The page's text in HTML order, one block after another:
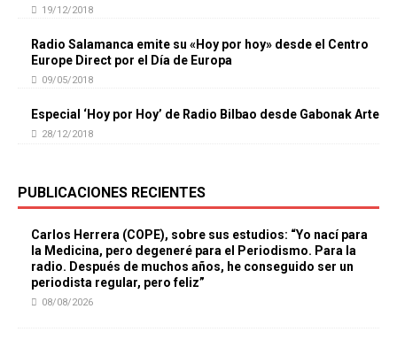
19/12/2018
Radio Salamanca emite su «Hoy por hoy» desde el Centro
Europe Direct por el Día de Europa
09/05/2018
Especial ‘Hoy por Hoy’ de Radio Bilbao desde Gabonak Arte
28/12/2018
PUBLICACIONES RECIENTES
Carlos Herrera (COPE), sobre sus estudios: “Yo nací para
la Medicina, pero degeneré para el Periodismo. Para la
radio. Después de muchos años, he conseguido ser un
periodista regular, pero feliz”
08/08/2026